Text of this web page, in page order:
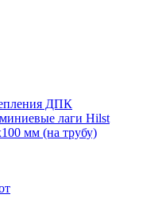
ДПК
лаги Hilst
мм (на трубу)